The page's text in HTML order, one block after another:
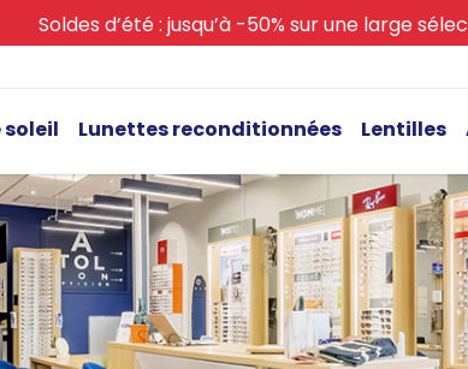
Soldes d’été : jusqu’à -50% sur une large
soleil Lunettes reconditionnées Lentilles